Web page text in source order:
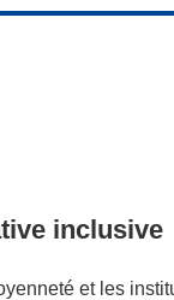
inclusive
et les